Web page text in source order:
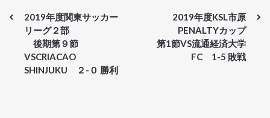
2019年度関東サッカー
リーグ２部
後期第９節
VSCRIACAO
SHINJUKU ２-０ 勝利
2019年度KSL市原
PENALTYカップ
第1節VS流通経済大学
FC 1-5 敗戦